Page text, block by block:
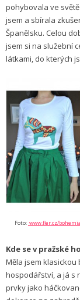
pohybovala ve
jsem a sbírala
Španělsku. Celou
jsem si na služební
látkami, do kterých
Foto: www.fler.cz/
Kde se v pražské
Měla jsem
hospodářství, a já s
prvky jako